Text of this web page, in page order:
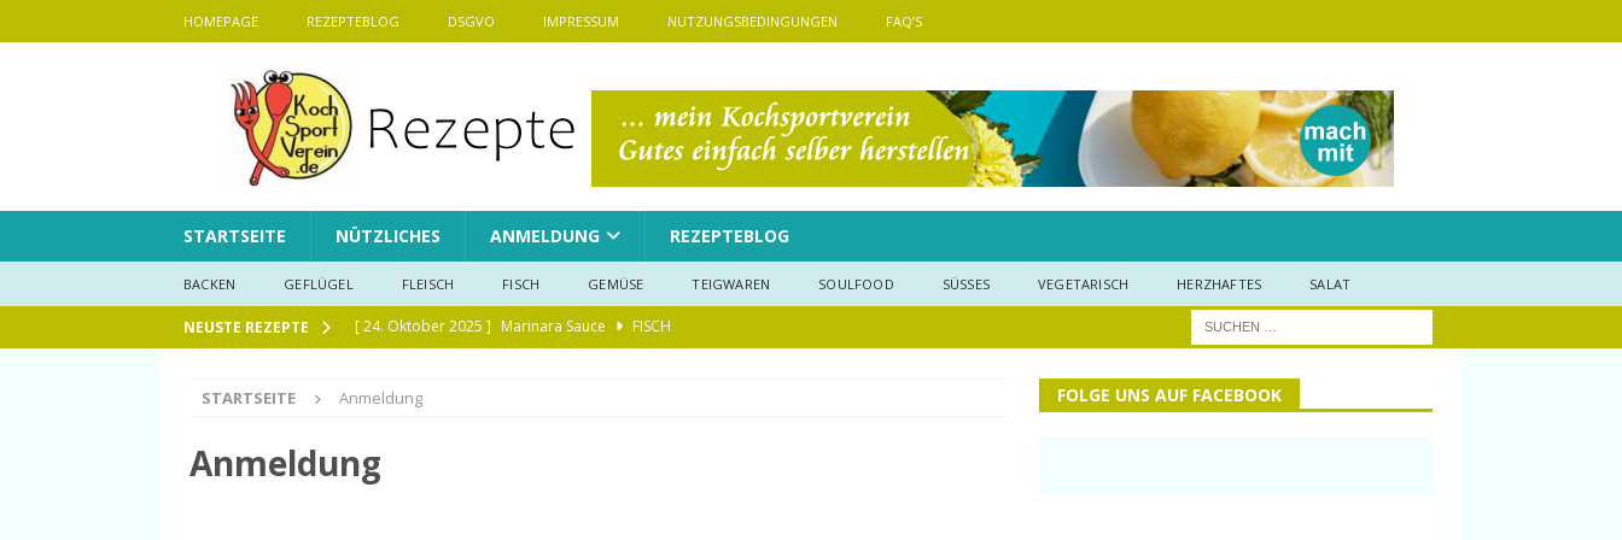
HOMEPAGE REZEPTEBLOG DSGVO IMPRESSUM NUTZUNGSBEDINGUNGEN FAQ’S
STARTSEITE NÜTZLICHES ANMELDUNG REZEPTEBLOG
BACKEN GEFLÜGEL FLEISCH FISCH GEMÜSE TEIGWAREN SOULFOOD SÜSSES VEGETARISCH HERZHAFTES SALAT
NEUSTE REZEPTE [ 24. Oktober 2025 ] Marinara Sauce
FISCH
[ 29. Mai 2025 ]
[ 6. Januar 2025 ]
STARTSEITE Anmeldung
Anmeldung
FOLGE UNS AUF FACEBOOK